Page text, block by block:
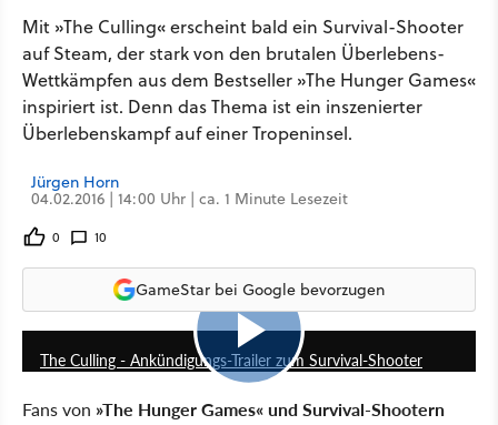
Mit »The Culling« erscheint bald ein Survival-Shooter
auf Steam, der stark von den brutalen Überlebens-
Wettkämpfen aus dem Bestseller »The Hunger Games«
inspiriert ist. Denn das Thema ist ein inszenierter
Überlebenskampf auf einer Tropeninsel.
Jürgen Horn
04.02.2016 | 14:00 Uhr | ca. 1 Minute Lesezeit
0 10
GameStar bei Google bevorzugen
0:50
The Culling - Ankündigungs-Trailer zum Survival-Shooter
Fans von »The Hunger Games« und Survival-Shootern